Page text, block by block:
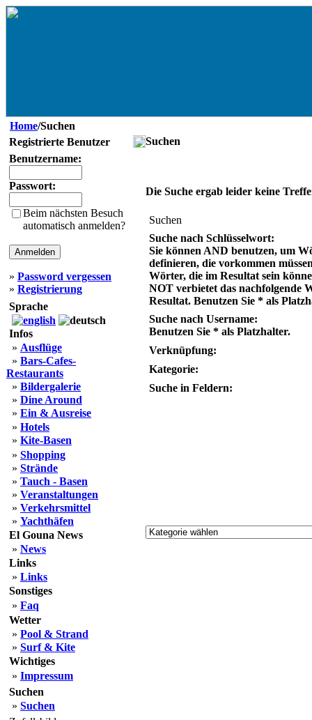
Home/Suchen
Registrierte Benutzer
Benutzername:
Passwort:
Beim nächsten Besuch
automatisch anmelden?
» Password vergessen
» Registrierung
Sprache
Infos
» Ausflüge
» Bars-Cafes-
Restaurants
» Bildergalerie
» Dine Around
» Ein & Ausreise
» Hotels
» Kite-Basen
» Shopping
» Strände
» Tauch - Basen
» Veranstaltungen
» Verkehrsmittel
» Yachthäfen
El Gouna News
» News
Links
» Links
Sonstiges
» Faq
Wetter
» Pool & Strand
» Surf & Kite
Wichtiges
» Impressum
Suchen
» Suchen
Suchen
Die Suche ergab leider keine
Suchen
Suche nach Schlüsselwort:
Sie können AND benutzen, um
definieren, die vorkommen
Wörter, die im Resultat sein
NOT verbietet das nachfolgende
Resultat. Benutzen Sie * als
Suche nach Username:
Benutzen Sie * als Platzhalter.
Verknüpfung:
Kategorie:
Suche in Feldern: